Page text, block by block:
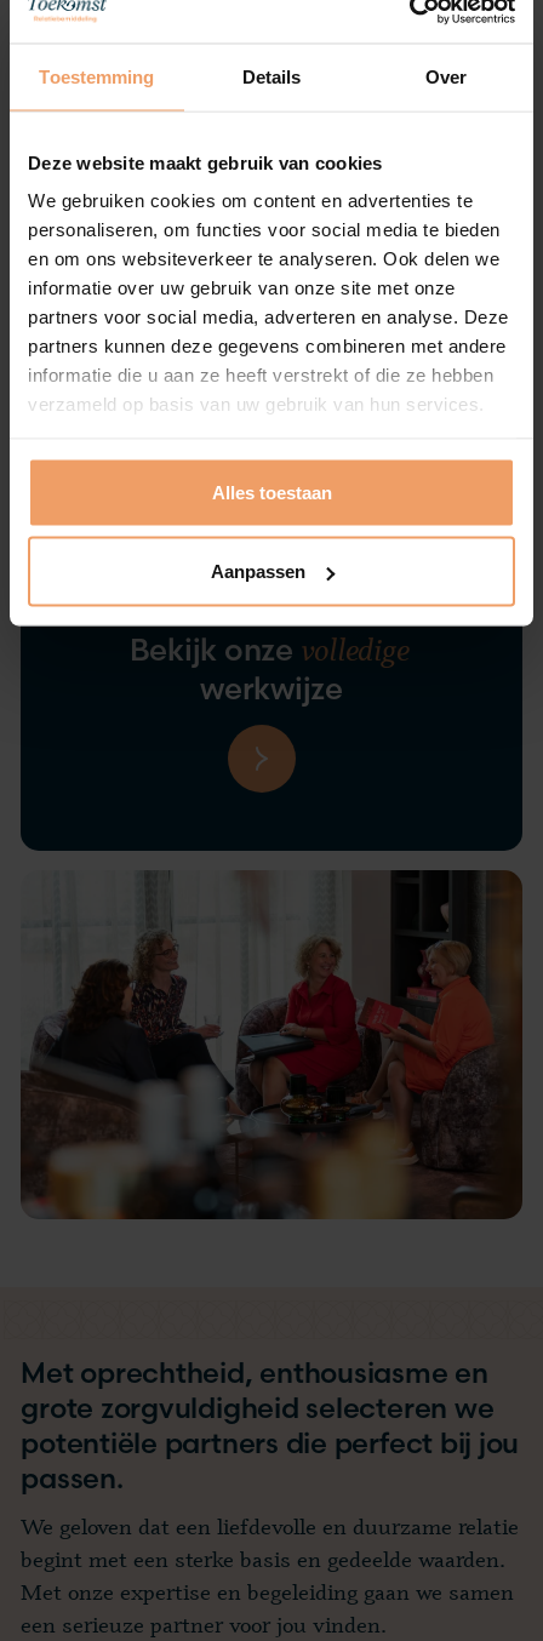
Toestemming Details Over
Deze website maakt gebruik van cookies
We gebruiken cookies om content en advertenties te
personaliseren, om functies voor social media te bieden
en om ons websiteverkeer te analyseren. Ook delen we
informatie over uw gebruik van onze site met onze
partners voor social media, adverteren en analyse. Deze
partners kunnen deze gegevens combineren met andere
informatie die u aan ze heeft verstrekt of die ze hebben
verzameld op basis van uw gebruik van hun services.
Alles toestaan
Aanpassen
Laten we samen jouw ideale partner
expertise.
3
Persoonlijke dating coaching.
Je staat er niet alleen voor.
Profiteer van persoonlijke dating
Bekijk onze volledige
werkwijze
Met oprechtheid, enthousiasme en
grote zorgvuldigheid selecteren we
potentiële partners die perfect bij jou
passen.
We geloven dat een liefdevolle en duurzame relatie
begint met een sterke basis en gedeelde waarden.
Met onze expertise en begeleiding gaan we samen
een serieuze partner voor jou vinden.